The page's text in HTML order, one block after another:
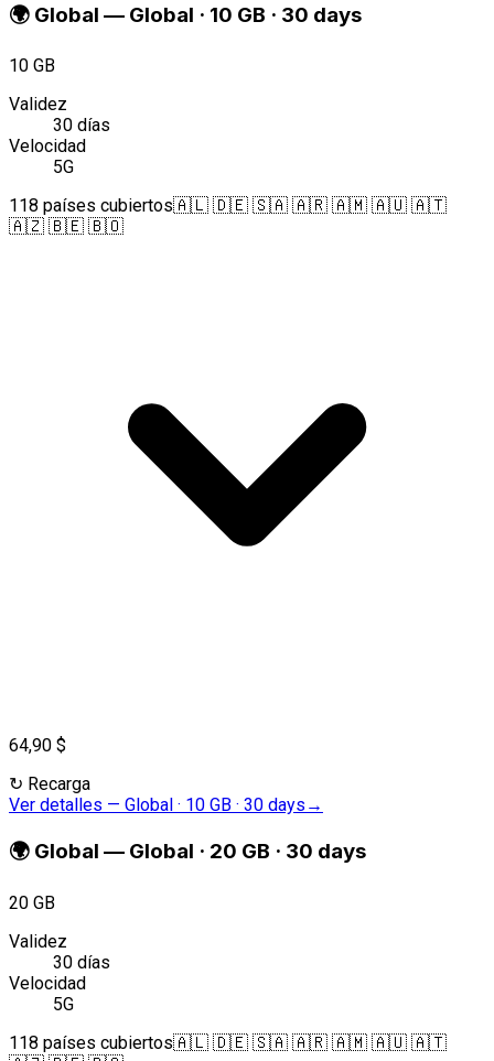
🌍 Global — Global · 10 GB · 30 days
10 GB
Validez
30 días
Velocidad
5G
118 países cubiertos🇦🇱 🇩🇪 🇸🇦 🇦🇷 🇦🇲 🇦🇺 🇦🇹
🇦🇿 🇧🇪 🇧🇴
64,90 $
↻ Recarga
Ver detalles — Global · 10 GB · 30 days →
🌍 Global — Global · 20 GB · 30 days
20 GB
Validez
30 días
Velocidad
5G
118 países cubiertos🇦🇱 🇩🇪 🇸🇦 🇦🇷 🇦🇲 🇦🇺 🇦🇹